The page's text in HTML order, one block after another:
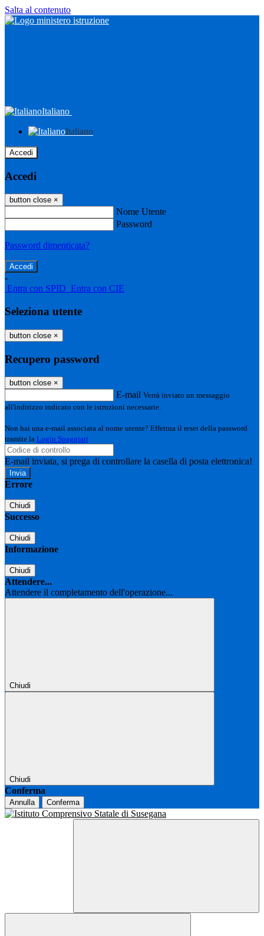
Salta al contenuto
Italiano
Italiano
Accedi
Accedi
button close ×
Nome Utente
Password
Password dimenticata?
-
Entra con SPID Entra con CIE
Seleziona utente
button close ×
Recupero password
button close ×
E-mail Verrà inviato un messaggio
all'indirizzo indicato con le istruzioni necessarie.
Non hai una e-mail associata al nome utente? Effettua il reset della password
tramite la Login Spaggiari
E-mail inviata, si prega di controllare la casella di posta elettronica!
Errore
Chiudi
Successo
Chiudi
Informazione
Chiudi
Attendere...
Attendere il completamento dell'operazione...
Chiudi
Chiudi
Conferma
Annulla Conferma